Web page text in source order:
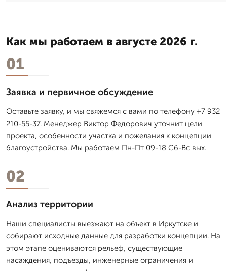
Как мы работаем в августе 2026 г.
01
Заявка и первичное обсуждение
Оставьте заявку, и мы свяжемся с вами по телефону +7 932
210-55-37. Менеджер Виктор Федорович уточнит цели
проекта, особенности участка и пожелания к концепции
благоустройства. Мы работаем Пн-Пт 09-18 Сб-Вс вых.
02
Анализ территории
Наши специалисты выезжают на объект в Иркутске и
собирают исходные данные для разработки концепции. На
этом этапе оцениваются рельеф, существующие
насаждения, подъезды, инженерные ограничения и